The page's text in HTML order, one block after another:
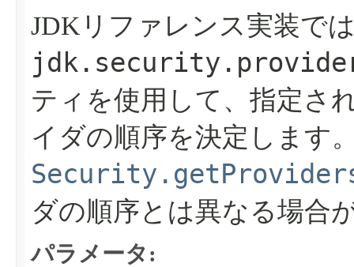
JDKリファレンス実装で
ティを使用して、指定さ
イダの順序を決定します
ダの順序とは異なる場合
パラメータ: